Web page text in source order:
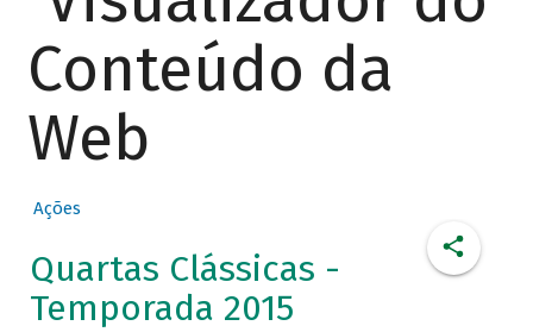
Conteúdo da
Web
Ações
Quartas Clássicas -
Temporada 2015